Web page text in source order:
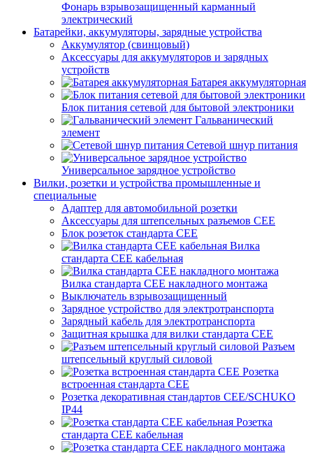
Фонарь взрывозащищенный карманный
электрический
Батарейки, аккумуляторы, зарядные устройства
Аккумулятор (свинцовый)
Аксессуары для аккумуляторов и зарядных
устройств
Батарея аккумуляторная
Блок питания сетевой для бытовой электроники
Гальванический
элемент
Сетевой шнур питания
Универсальное зарядное устройство
Вилки, розетки и устройства промышленные и
специальные
Адаптер для автомобильной розетки
Аксессуары для штепсельных разъемов CEE
Блок розеток стандарта CEE
Вилка
стандарта CEE кабельная
Вилка стандарта CEE накладного монтажа
Выключатель взрывозащищенный
Зарядное устройство для электротранспорта
Зарядный кабель для электротранспорта
Защитная крышка для вилки стандарта CEE
Разъем
штепсельный круглый силовой
Розетка
встроенная стандарта CEE
Розетка декоративная стандартов CEE/SCHUKO
IP44
Розетка
стандарта СЕЕ кабельная